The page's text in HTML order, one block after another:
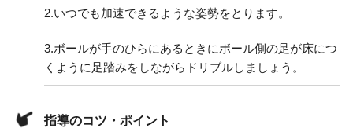
2.いつでも加速できるような姿勢をとります。
3.ボールが手のひらにあるときにボール側の足が床につ
くように足踏みをしながらドリブルしましょう。
指導のコツ・ポイント